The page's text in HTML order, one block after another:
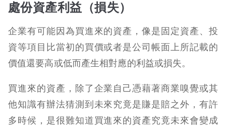
處份資產利益（損失）
企業有可能因為買進來的資產，像是固定資產、投
資等項目比當初的買價或者是公司帳面上所記載的
價值還要高或低而產生相對應的利益或損失。
買進來的資產，除了企業自己憑藉著商業嗅覺或其
他知識有辦法猜測到未來究竟是賺是賠之外，有許
多時候，是很難知道買進來的資產究竟未來會變成